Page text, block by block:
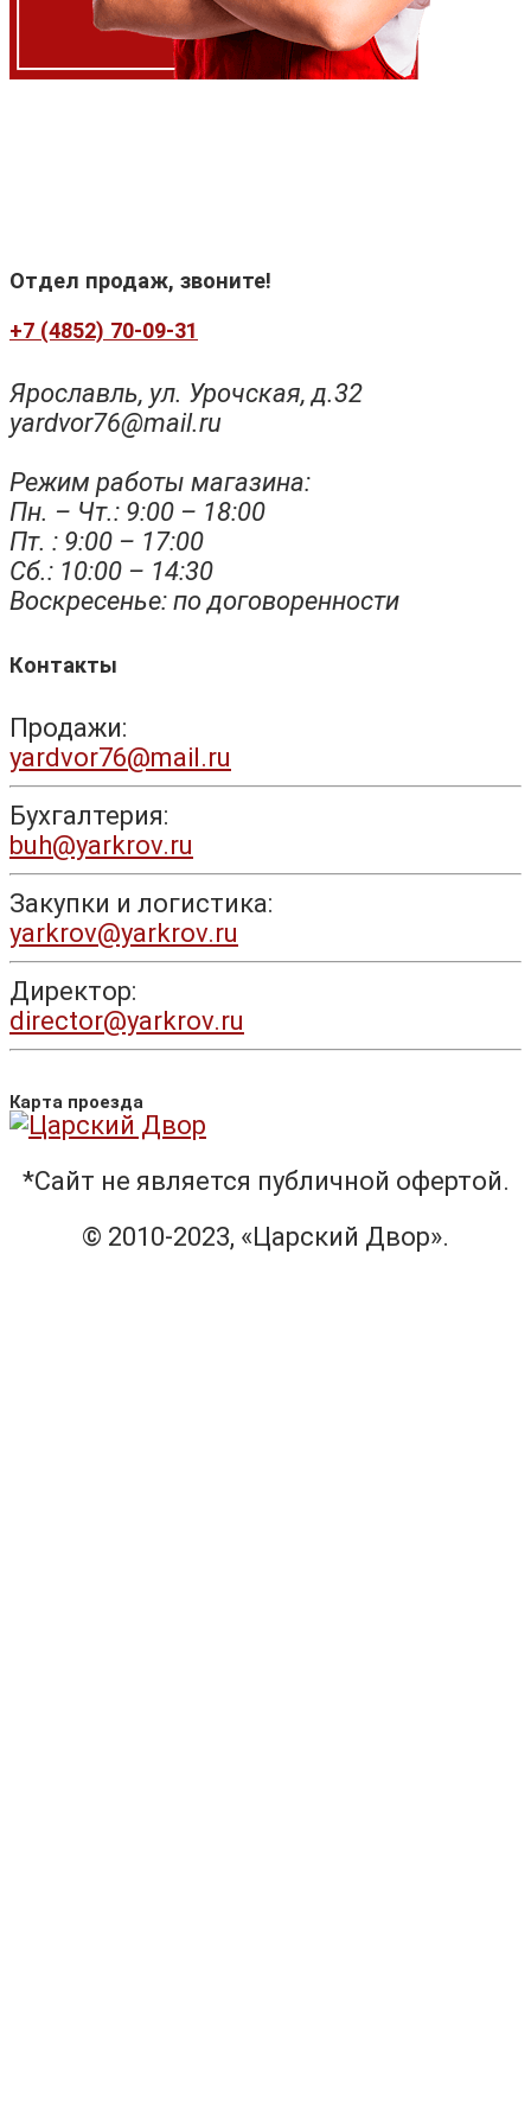
Отдел продаж, звоните!
+7 (4852) 70-09-31
Ярославль, ул. Урочская, д.32
yardvor76@mail.ru
Режим работы магазина:
Пн. – Чт.: 9:00 – 18:00
Пт. : 9:00 – 17:00
Сб.: 10:00 – 14:30
Воскресенье: по договоренности
Контакты
Продажи:
yardvor76@mail.ru
Бухгалтерия:
buh@yarkrov.ru
Закупки и логистика:
yarkrov@yarkrov.ru
Директор:
director@yarkrov.ru
Карта проезда
*Сайт не является публичной офертой.
© 2010-2023, «Царский Двор».